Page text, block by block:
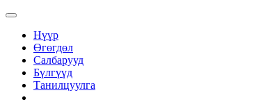
Нүүр
Өгөгдөл
Салбарууд
Бүлгүүд
Танилцуулга